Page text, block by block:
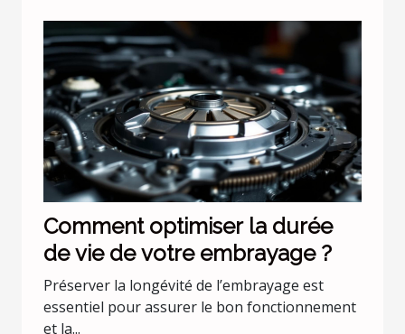
Comment optimiser la durée
de vie de votre embrayage ?
Préserver la longévité de l’embrayage est
essentiel pour assurer le bon fonctionnement
et la...